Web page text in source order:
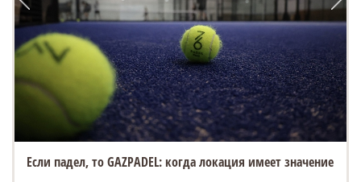
Если падел, то GAZPADEL: когда локация имеет значение